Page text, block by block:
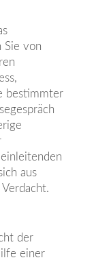
Sie von
bestimmter
aus
der
einer